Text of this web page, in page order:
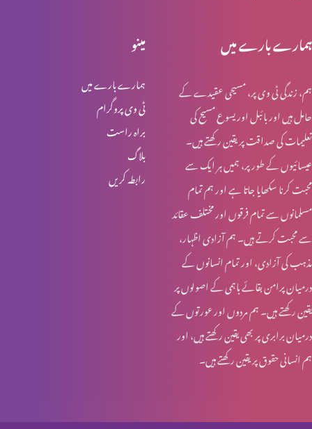
یسوع – ہماری زندہ امید
تجسمِ نورِ جہاں
ایمانویل: خدا ہمارے ساتھ
عیدِ میلادِ مسیح: مبارکباد
مینو
ہمارے بارے میں
ٹی وی پروگرام
براہ راست
بلاگ
رابطہ کریں
ہمارے بارے میں
ہم، زندگی ٹی وی پر، مسیحی عقیدے کے
حامل ہیں اور بائبل اور یسوع مسیح کی
تعلیمات کی صداقت پر یقین رکھتے ہیں۔
عیسائیوں کے طور پر، ہمیں ہر ایک سے
محبت کرنا سکھایا جاتا ہے اور ہم تمام
مسلمانوں سے تمام فرقوں اور مختلف عقائد
سے محبت کرتے ہیں۔ ہم آزادی اظہار،
مذہب کی آزادی، اور تمام انسانوں کے
درمیان پرامن بقائے باہمی کے اصولوں پر
یقین رکھتے ہیں۔ ہم مردوں اور عورتوں کے
درمیان برابری پر بھی یقین رکھتے ہیں، اور
ہم انسانی حقوق پر یقین رکھتے ہیں۔